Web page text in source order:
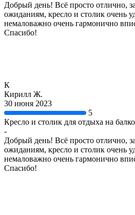
Добрый день! Всё просто отлично,
ожиданиям, кресло и столик очень
немаловажно очень гармонично
Спасибо!
К
Кирилл Ж.
30 июня 2023
5
Кресло и столик для отдыха на
-
Добрый день! Всё просто отлично,
ожиданиям, кресло и столик очень
немаловажно очень гармонично
Спасибо!